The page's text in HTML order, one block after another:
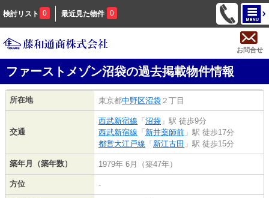
検討リスト 0 最近見た物件 0
お問合せ
ファーストメゾン沼袋の過去掲載物件情報
所在地 東京都中野区沼袋 ２丁目
交通
西武新宿線 「 沼袋 」駅 徒歩9分
西武新宿線 「 新井薬師前 」駅 徒歩17分
都営大江戸線 「 新江古田 」駅 徒歩15分
築年月（築年数） 1979年 6月（築47年）
方位 -